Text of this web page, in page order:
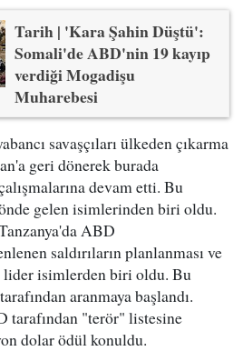
Tarih | 'Kara Şahin Düştü':
Somali'de ABD'nin 19 kayıp
verdiği Mogadişu
Muharebesi
savaşçıları ülkeden çıkarma
geri dönerek burada
devam etti. Bu
gelen isimlerinden biri oldu.
ABD
saldırıların planlanması ve
isimlerden biri oldu. Bu
aranmaya başlandı.
tarafından "terör" listesine
dolar ödül konuldu.